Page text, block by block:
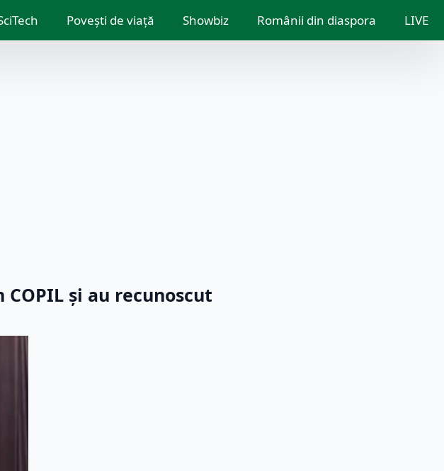
Povești de viață Showbiz Românii din diaspora LIVE
COPIL și au recunoscut